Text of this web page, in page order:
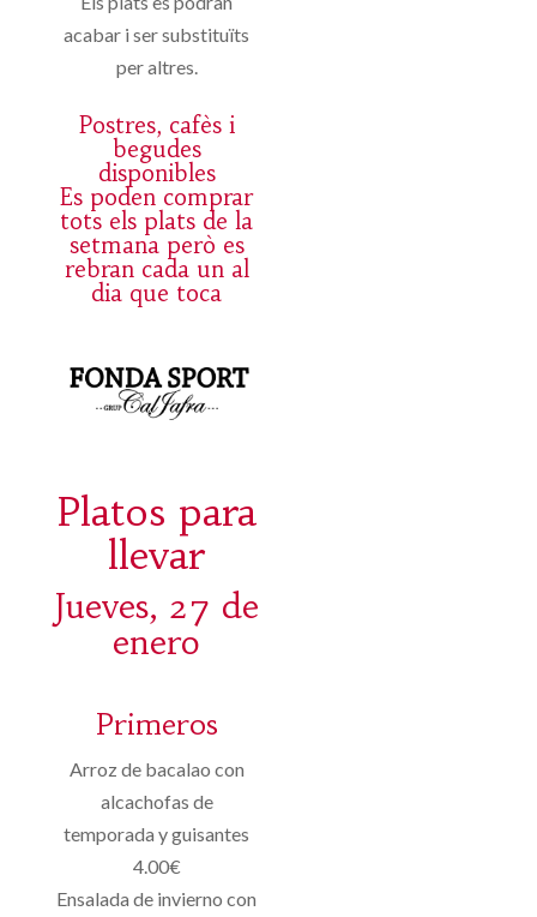
acabar i ser substituïts
per altres.
Postres, cafès i
begudes
disponibles
Es poden comprar
tots els plats de la
setmana però es
rebran cada un al
dia que toca
Platos para
llevar
Jueves, 27 de
enero
Primeros
Arroz de bacalao con
alcachofas de
temporada y guisantes
4.00€
Ensalada de invierno con